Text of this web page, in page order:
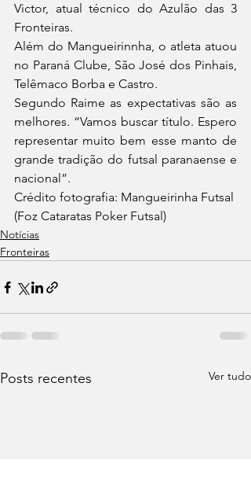
Victor, atual técnico do Azulão das 3
Fronteiras.
Além do Mangueirinnha, o atleta atuou
no Paraná Clube, São José dos Pinhais,
Telêmaco Borba e Castro.
Segundo Raime as expectativas são as
melhores. “Vamos buscar título. Espero
representar muito bem esse manto de
grande tradição do futsal paranaense e
nacional”.
Crédito fotografia: Mangueirinha Futsal
(Foz Cataratas Poker Futsal)
Notícias
Fronteiras
Posts recentes Ver tudo